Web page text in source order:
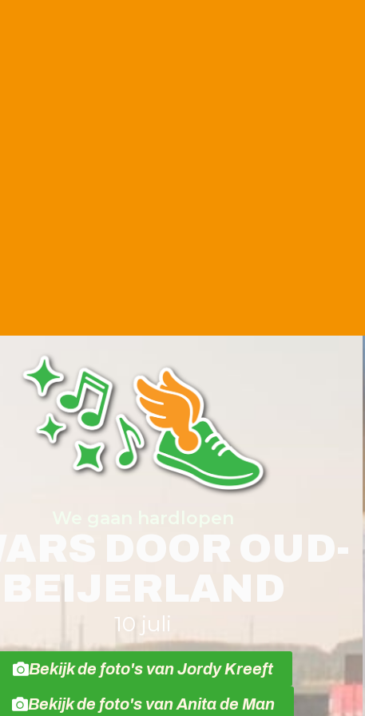
DOOR OUD-
BEIJERLAND
10 juli
Bekijk de foto's van Jordy Kreeft
Bekijk de foto's van Anita de Man